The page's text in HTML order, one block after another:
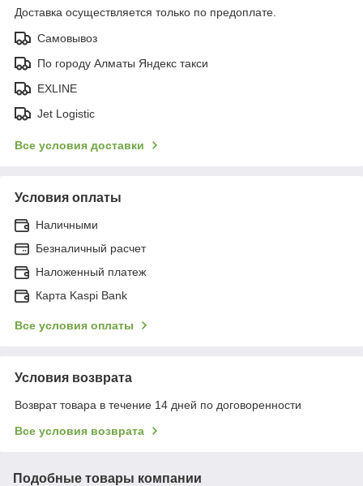
Доставка осуществляется только по предоплате.
Самовывоз
По городу Алматы Яндекс такси
EXLINE
Jet Logistic
Все условия доставки
Условия оплаты
Наличными
Безналичный расчет
Наложенный платеж
Карта Kaspi Bank
Все условия оплаты
Условия возврата
Возврат товара в течение 14 дней по договоренности
Все условия возврата
Подобные товары компании